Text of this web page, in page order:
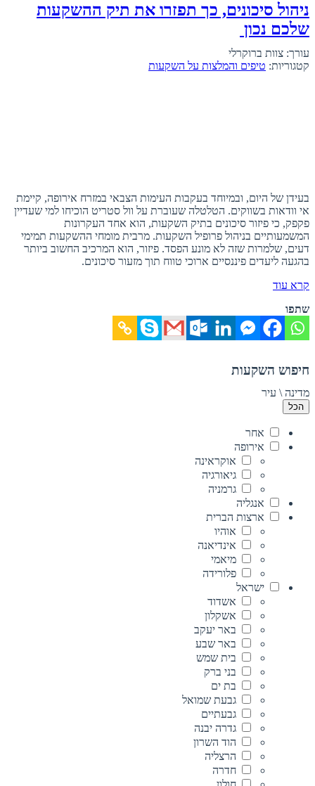
ניהול סיכונים, כך תפזרו את תיק ההשקעות
שלכם נכון
עורך: צוות ברוקרלי
קטגוריות: טיפים והמלצות על השקעות
בעידן של היום, ובמיוחד בעקבות העימות הצבאי במזרח אירופה, קיימת
אי וודאות בשווקים. הטלטלה שעוברת על וול סטריט הוכיחו למי שעדיין
פקפק, כי פיזור סיכונים בתיק השקעות, הוא אחד העקרונות
המשמעותיים בניהול פרופיל השקעות. מרבית מומחי ההשקעות תמימי
דעים, שלמרות שזה לא מונע הפסד. פיזור, הוא המרכיב החשוב ביותר
בהגעה ליעדים פיננסיים ארוכי טווח תוך מזעור סיכונים.
קרא עוד
שתפו
חיפוש השקעות
מדינה \ עיר
הכל
אחר
אירופה
אוקראינה
גיאורגיה
גרמניה
אנגליה
ארצות הברית
אוהיו
אינדיאנה
מיאמי
פלורידה
ישראל
אשדוד
אשקלון
באר יעקב
באר שבע
בית שמש
בני ברק
בת ים
גבעת שמואל
גבעתיים
גדרה יבנה
הוד השרון
הרצליה
חדרה